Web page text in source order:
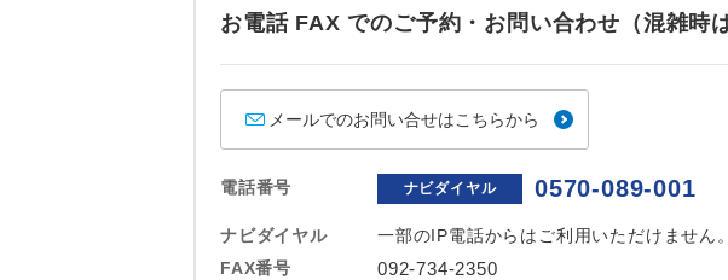
お電話 FAX でのご予約・お問い合わせ（混雑時
メールでのお問い合せはこちらから
電話番号 ナビダイヤル 0570-089-001
ナビダイヤル
一部のIP電話からはご利用いただけません。
FAX番号
092-734-2350
ホテル指定 ご紹
おひとり様バス2席利用 おひ